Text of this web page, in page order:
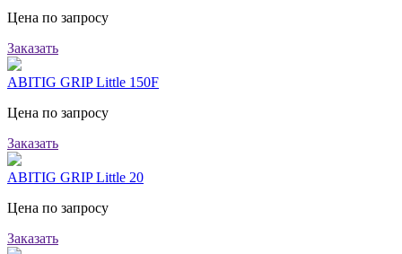
Цена по запросу
Заказать
ABITIG GRIP Little 150F
Цена по запросу
Заказать
ABITIG GRIP Little 20
Цена по запросу
Заказать